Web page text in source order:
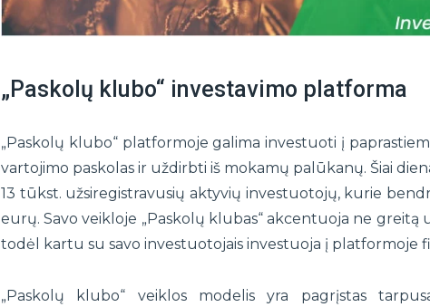
„Paskolų klubo“ investavimo platforma
„Paskolų klubo“ platformoje galima investuoti į
vartojimo paskolas ir uždirbti iš mokamų palūkanų. Šiai
13 tūkst. užsiregistravusių aktyvių investuotojų, kurie
eurų. Savo veikloje „Paskolų klubas“ akcentuoja ne greitą
todėl kartu su savo investuotojais investuoja į platformoje
„Paskolų klubo“ veiklos modelis yra pagrįstas